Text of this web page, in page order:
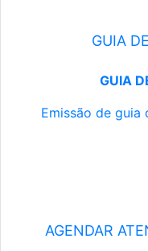
GUIA
GUIA
Emissão de guia
AGENDAR